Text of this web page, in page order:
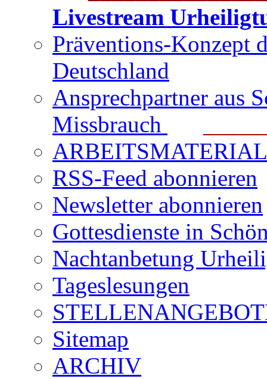
Livestream
Präventions-Konzept
Deutschland
Ansprechpartner aus
Missbrauch
ARBEITSMATERIAL
RSS-Feed abonnieren
Newsletter abonnieren
Gottesdienste in
Nachtanbetung
Tageslesungen
Sitemap
ARCHIV